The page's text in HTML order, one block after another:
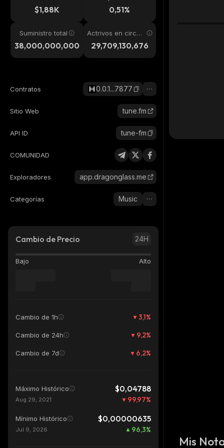
$1,88K 0,51%
Suministro total
38,000,000,000
Actrivos en circul
ación
29,709,130,676
Contratos 0.0.1...7877
Sitio Web tune.fm
API ID tune-fm
COMUNIDAD
Exploradores app.dragonglass.me
Categorías Music
Cambio de Precio 24H
Bajo Alto
Cambio de 1h 3,1%
Cambio de 24h 9,2%
Cambio de 7d 6,2%
Máximo Histórico $0,04788
Aug 29, 2021 99,97%
Mínimo Histórico $0,00000635
Jul 9, 2026 96,3%
Mis